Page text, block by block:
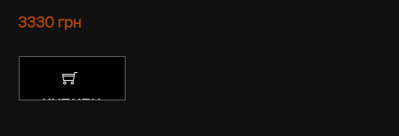
3330 грн
КУПИТИ